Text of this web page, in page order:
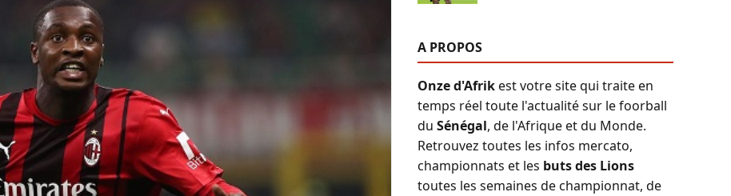
A PROPOS
Onze d'Afrikest votre site qui traite en
temps réel toute l'actualité sur le foorball
du Sénégal, de l'Afrique et du Monde.
Retrouvez toutes les infos mercato,
championnats et les buts des Lions
toutes les semaines de championnat, de